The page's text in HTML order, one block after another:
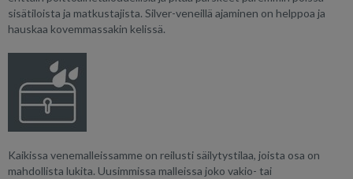
sisätiloista ja matkustajista. Silver-veneillä ajaminen on helppoa ja
hauskaa kovemmassakin kelissä.
Kaikissa venemalleissamme on reilusti säilytystilaa, joista osa on
mahdollista lukita. Uusimmissa malleissa joko vakio- tai